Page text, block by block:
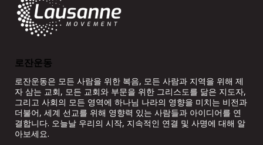
로잔운동
로잔운동은 모든 사람을 위한 복음, 모든 사람과 지역을 위해 제
자 삼는 교회, 모든 교회와 부문을 위한 그리스도를 닮은 지도자,
그리고 사회의 모든 영역에 하나님 나라의 영향을 미치는 비전과
더불어, 세계 선교를 위해 영향력 있는 사람들과 아이디어를 연
결합니다. 오늘날 우리의 시작, 지속적인 연결 및 사명에 대해 알
아보세요.